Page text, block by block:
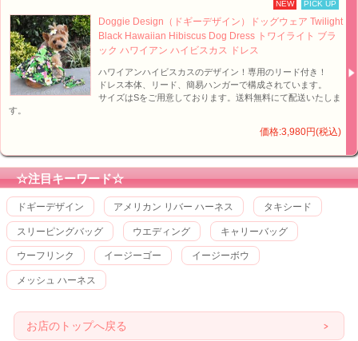
NEW PICK UP
Doggie Design（ドギーデザイン）ドッグウェア Twilight
Black Hawaiian Hibiscus Dog Dress トワイライト ブラ
ック ハワイアン ハイビスカス ドレス
ハワイアンハイビスカスのデザイン！専用のリード付き！
ドレス本体、リード、簡易ハンガーで構成されています。
サイズはSをご用意しております。送料無料にて配送いたしま
す。
価格:3,980円(税込)
☆注目キーワード☆
ドギーデザイン アメリカン リバー ハーネス タキシード
スリーピングバッグ ウエディング キャリーバッグ
ウーフリンク イージーゴー イージーボウ
メッシュ ハーネス
お店のトップへ戻る